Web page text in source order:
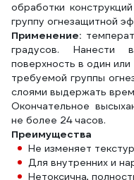
обработки
группу огнезащитной
Применение:
градусов. Нанести
поверхность в один
требуемой группы
слоями выдержать
Окончательное
не более 24 часов.
Преимущества
Не изменяет
Для внутренних и
Нетоксична,